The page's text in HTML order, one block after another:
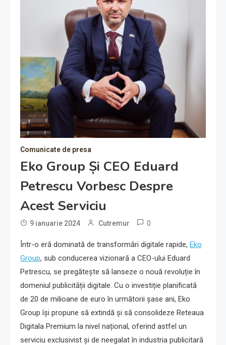
Comunicate de presa
Eko Group Și CEO Eduard
Petrescu Vorbesc Despre
Acest Serviciu
9 ianuarie 2024 Cutremur 0
Într-o eră dominată de transformări digitale rapide, Eko
Group, sub conducerea vizionară a CEO-ului Eduard
Petrescu, se pregătește să lanseze o nouă revoluție în
domeniul publicității digitale. Cu o investiție planificată
de 20 de milioane de euro în următorii șase ani, Eko
Group își propune să extindă și să consolideze Reteaua
Digitala Premium la nivel național, oferind astfel un
serviciu exclusivist și de neegalat în industria publicitară